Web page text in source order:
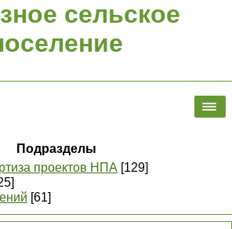
сельское
Подразделы
проектов НПА [129]
[61]